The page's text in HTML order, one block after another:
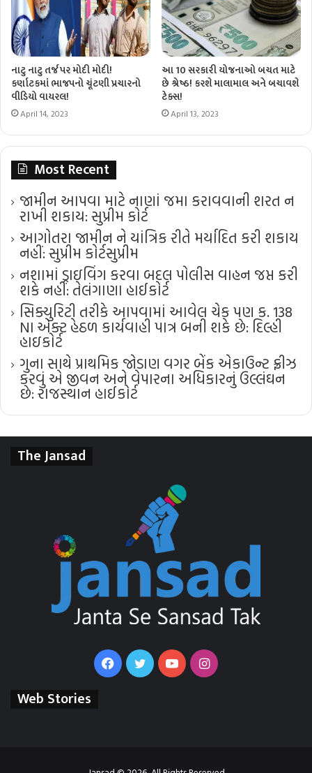
નાટુ નાટુ તર્જ પર મોદી મોદી!
કર્ણાટકમાં ભાજપનો ચૂંટણી પ્રચારનો
વીડિયો વાયરલ!
April 14, 2023
આ 10 સરકારી યોજનાઓ બચત માટે
છે શ્રેષ્ઠ! કરશે માલામાલ અને બચાવશે
ટેક્સ!
April 13, 2023
Most Recent
જામીન આપવા માટે નાણાં જમા કરાવવાની શરત ન
રાખી શકાય: સુપ્રીમ કોર્ટ
આગોતરા જામીન ને યાંત્રિક રીતે મર્યાદિત કરી શકાય
નહીં: સુપ્રીમ કોર્ટ​સુપ્રીમ
નશામાં ડ્રાઇવિંગ કરવા બદલ પોલીસ વાહન જપ્ત કરી
શકે નહીં: તેલંગાણા હાઈકોર્ટ
સિક્યુરિટી તરીકે આપવામાં આવેલ ચેક પણ ક. 138
NI એક્ટ હેઠળ કાર્યવાહી પાત્ર બની શકે છે: દિલ્હી
હાઇકોર્ટ
ગુના સાથે પ્રાથમિક જોડાણ વગર બેંક એકાઉન્ટ ફ્રીઝ
કરવું એ જીવન અને વેપારના અધિકારનું ઉલ્લંઘન
છે: રાજસ્થાન હાઈકોર્ટ
The Jansad
FacebookTwitterYouTubeInstagram
Web Stories